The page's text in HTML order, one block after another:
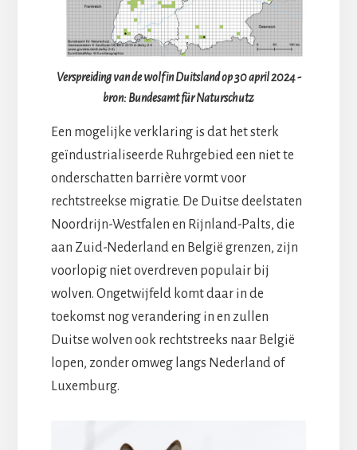
Verspreiding van de wolf in Duitsland op 30 april 2024 -
bron: Bundesamt für Naturschutz
Een mogelijke verklaring is dat het sterk
geïndustrialiseerde Ruhrgebied een niet te
onderschatten barrière vormt voor
rechtstreekse migratie. De Duitse deelstaten
Noordrijn-Westfalen en Rijnland-Palts, die
aan Zuid-Nederland en België grenzen, zijn
voorlopig niet overdreven populair bij
wolven. Ongetwijfeld komt daar in de
toekomst nog verandering in en zullen
Duitse wolven ook rechtstreeks naar België
lopen, zonder omweg langs Nederland of
Luxemburg.